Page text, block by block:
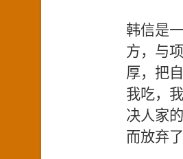
韩信是
方，与
厚，把
我吃，
决人家
而放弃